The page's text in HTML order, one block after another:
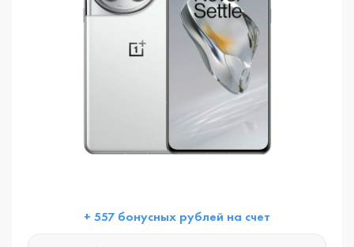
+ 557 бонусных рублей на счет